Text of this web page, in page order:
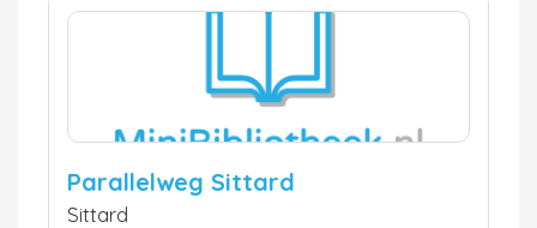
Parallelweg Sittard
Sittard